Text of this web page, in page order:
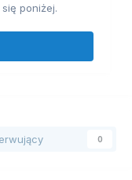
poniżej.
0